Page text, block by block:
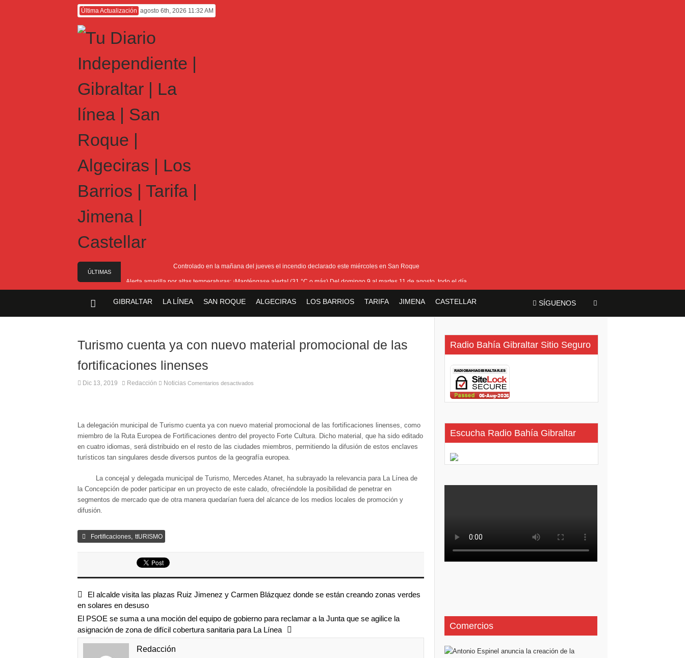
Última Actualización agosto 6th, 2026 11:32 AM
ÚLTIMAS
Controlado en la mañana del jueves el incendio declarado este miércoles en San Roque
Alerta amarilla por altas temperaturas: ¡Manténgase alerta! (31 °C o más) Del domingo 9 al martes 11 de agosto, todo el día
GIBRALTAR LA LÍNEA SAN ROQUE ALGECIRAS LOS BARRIOS TARIFA JIMENA CASTELLAR SÍGUENOS
Turismo cuenta ya con nuevo material promocional de las
fortificaciones linenses
Dic 13, 2019 Redacción Noticias Comentarios desactivados
La delegación municipal de Turismo cuenta ya con nuevo material promocional de las fortificaciones linenses, como
miembro de la Ruta Europea de Fortificaciones dentro del proyecto Forte Cultura. Dicho material, que ha sido editado
en cuatro idiomas, será distribuido en el resto de las ciudades miembros, permitiendo la difusión de estos enclaves
turísticos tan singulares desde diversos puntos de la geografía europea.
La concejal y delegada municipal de Turismo, Mercedes Atanet, ha subrayado la relevancia para La Línea de
la Concepción de poder participar en un proyecto de este calado, ofreciéndole la posibilidad de penetrar en
segmentos de mercado que de otra manera quedarían fuera del alcance de los medios locales de promoción y
difusión.
Fortificaciones, ttURISMO
El alcalde visita las plazas Ruiz Jimenez y Carmen Blázquez donde se están creando zonas verdes
en solares en desuso
El PSOE se suma a una moción del equipo de gobierno para reclamar a la Junta que se agilice la
asignación de zona de difícil cobertura sanitaria para La Línea
Redacción
Radio Bahía Gibraltar Sitio Seguro
Escucha Radio Bahía Gibraltar
Comercios